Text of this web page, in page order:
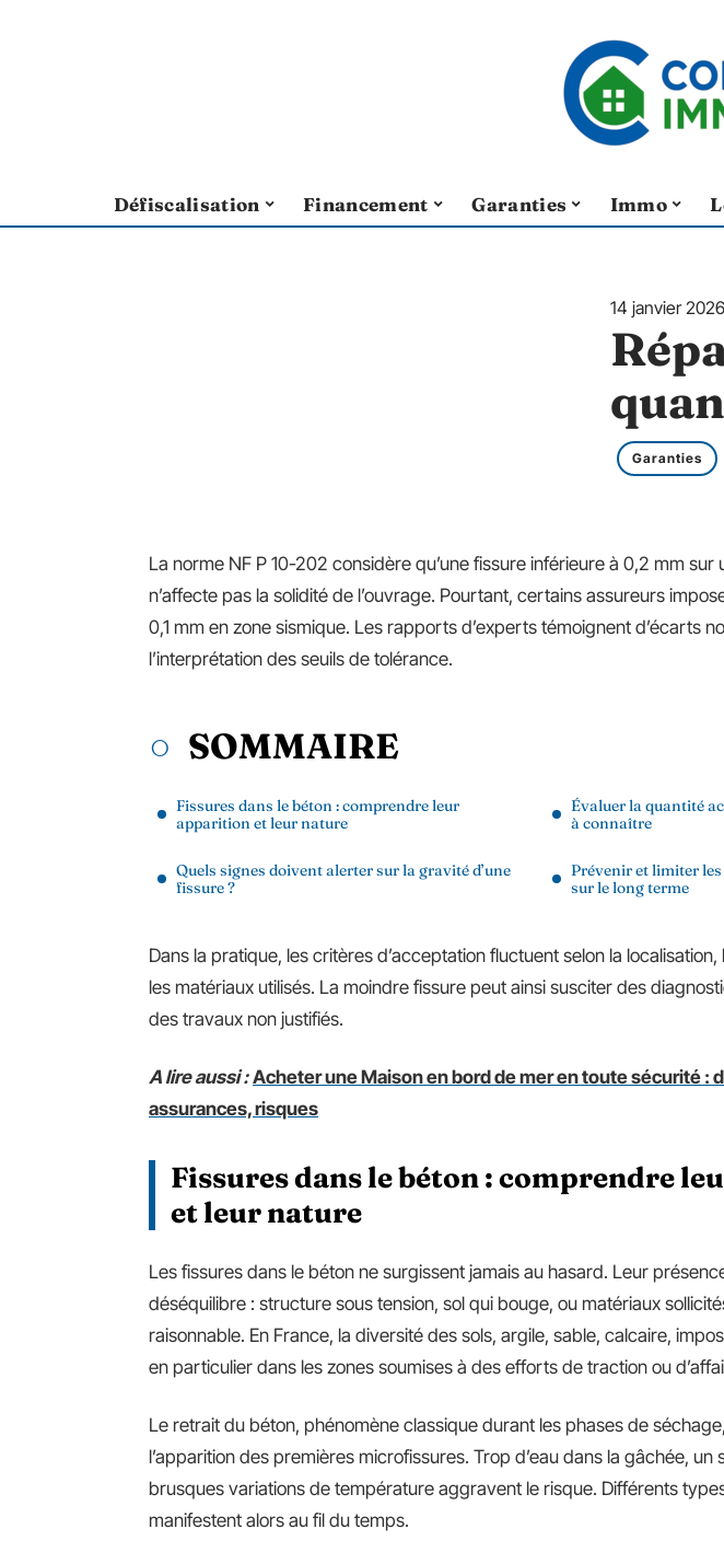
Défiscalisation Financement Garanties Immo
14 janvier 2026
Garanties
La norme NF P 10-202 considère qu’une fissure inférieure à 0,2 mm sur
n’affecte pas la solidité de l’ouvrage. Pourtant, certains assureurs
0,1 mm en zone sismique. Les rapports d’experts témoignent d’écarts
l’interprétation des seuils de tolérance.
SOMMAIRE
Fissures dans le béton : comprendre leur
apparition et leur nature
Quels signes doivent alerter sur la gravité d’une
fissure ?
Évaluer la quantité
à connaître
Prévenir et limiter
sur le long terme
Dans la pratique, les critères d’acceptation fluctuent selon la
les matériaux utilisés. La moindre fissure peut ainsi susciter des
des travaux non justifiés.
A lire aussi : Acheter une Maison en bord de mer en toute sécurité :
assurances, risques
Fissures dans le béton : comprendre
et leur nature
Les fissures dans le béton ne surgissent jamais au hasard. Leur
déséquilibre : structure sous tension, sol qui bouge, ou matériaux
raisonnable. En France, la diversité des sols, argile, sable, calcaire,
en particulier dans les zones soumises à des efforts de traction ou
Le retrait du béton, phénomène classique durant les phases de
l’apparition des premières microfissures. Trop d’eau dans la gâchée,
brusques variations de température aggravent le risque. Différents
manifestent alors au fil du temps.